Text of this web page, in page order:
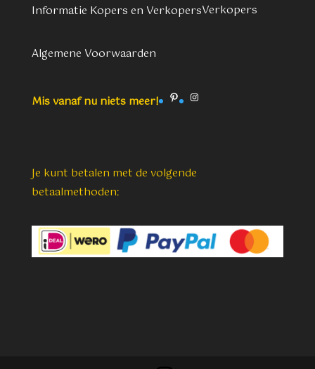
Informatie Kopers en VerkopersVerkopers
Algemene Voorwaarden
Mis vanaf nu niets meer! PinterestInstagram
Je kunt betalen met de volgende
betaalmethoden: